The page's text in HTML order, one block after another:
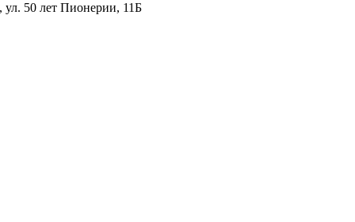
50 лет Пионерии, 11Б